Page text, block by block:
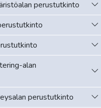
perustutkinto
alan
perustutkinto